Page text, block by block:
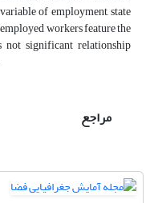
of employment, state
workers feature the
significant relationship
مراجع